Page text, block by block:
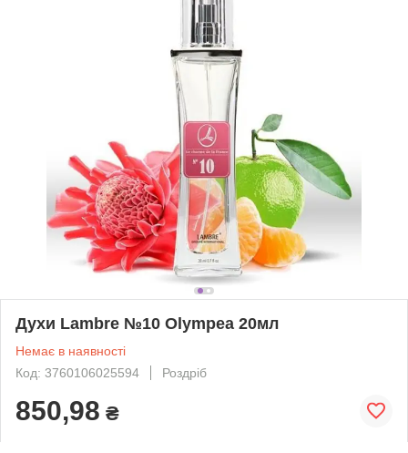
Духи Lаmbre №10 Olympea 20мл
Немає в наявності
Код: 3760106025594
Роздріб
850,98 ₴